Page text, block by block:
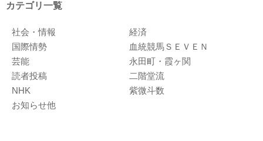
カテゴリ一覧
社会・情報
経済
国際情勢
血統競馬ＳＥＶＥＮ
芸能
永田町・霞ヶ関
読者投稿
二階堂流
NHK
紫微斗数
お知らせ他